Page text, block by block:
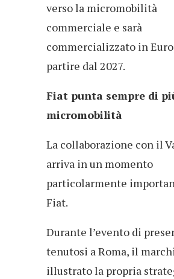
verso la micromobilità
commerciale e sarà
commercializzato in
partire dal 2027.
Fiat punta sempre di
micromobilità
La collaborazione con il
arriva in un momento
particolarmente
Fiat.
Durante l’evento di
tenutosi a Roma, il
illustrato la propria